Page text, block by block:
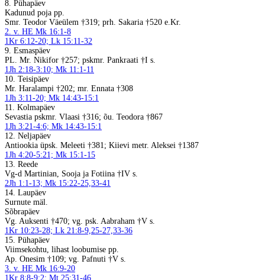
8. Pühapäev
Kadunud poja pp.
Smr. Teodor Väeülem †319; prh. Sakaria †520 e.Kr.
2. v. HE Mk 16:1-8
1Kr 6:12-20; Lk 15:11-32
9. Esmaspäev
PL. Mr. Nikifor †257; pskmr. Pankraati †I s.
1Jh 2:18-3:10; Mk 11:1-11
10. Teisipäev
Mr. Haralampi †202; mr. Ennata †308
1Jh 3:11-20; Mk 14:43-15:1
11. Kolmapäev
Sevastia pskmr. Vlaasi †316; õu. Teodora †867
1Jh 3:21-4:6; Mk 14:43-15:1
12. Neljapäev
Antiookia üpsk. Meleeti †381; Kiievi metr. Aleksei †1387
1Jh 4:20-5:21; Mk 15:1-15
13. Reede
Vg-d Martinian, Sooja ja Fotiina †IV s.
2Jh 1:1-13; Mk 15:22-25,33-41
14. Laupäev
Surnute mäl.
Sõbrapäev
Vg. Auksenti †470; vg. psk. Aabraham †V s.
1Kr 10:23-28; Lk 21:8-9,25-27,33-36
15. Pühapäev
Viimsekohtu, lihast loobumise pp.
Ap. Onesim †109; vg. Pafnuti †V s.
3. v. HE Mk 16:9-20
1Kr 8:8-9:2; Mt 25:31-46